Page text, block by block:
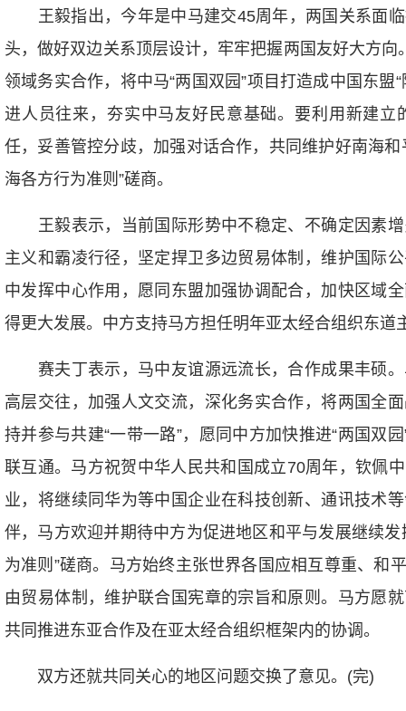
王毅指出，今年是中马建交45周年，两国关系面临
头，做好双边关系顶层设计，牢牢把握两国友好大方向
领域务实合作，将中马“两国双园”项目打造成中国东盟
进人员往来，夯实中马友好民意基础。要利用新建
任，妥善管控分歧，加强对话合作，共同维护好南海
海各方行为准则”磋商。
王毅表示，当前国际形势中不稳定、不确定因素增
主义和霸凌行径，坚定捍卫多边贸易体制，维护国际
中发挥中心作用，愿同东盟加强协调配合，加快区域
得更大发展。中方支持马方担任明年亚太经合组织东道
赛夫丁表示，马中友谊源远流长，合作成果丰硕。
高层交往，加强人文交流，深化务实合作，将两国全
持并参与共建“一带一路”，愿同中方加快推进“两国双
联互通。马方祝贺中华人民共和国成立70周年，钦佩
业，将继续同华为等中国企业在科技创新、通讯技术
伴，马方欢迎并期待中方为促进地区和平与发展继续
为准则”磋商。马方始终主张世界各国应相互尊重、和
由贸易体制，维护联合国宪章的宗旨和原则。马方愿
共同推进东亚合作及在亚太经合组织框架内的协调。
双方还就共同关心的地区问题交换了意见。(完)